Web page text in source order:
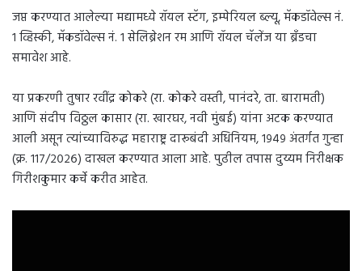
जप्त करण्यात आलेल्या मद्यामध्ये रॉयल स्टॅग, इम्पेरियल ब्ल्यू, मॅकडॉवेल्स नं.
१ व्हिस्की, मॅकडॉवेल्स नं. १ सेलिब्रेशन रम आणि रॉयल चॅलेंज या ब्रँडचा
समावेश आहे.
या प्रकरणी तुषार रवींद्र कोकरे (रा. कोकरे वस्ती, पानंदरे, ता. बारामती)
आणि संदीप विठ्ठल कासार (रा. खारघर, नवी मुंबई) यांना अटक करण्यात
आली असून त्यांच्याविरुद्ध महाराष्ट्र दारूबंदी अधिनियम, १९४९ अंतर्गत गुन्हा
(क्र. ११७/२०२६) दाखल करण्यात आला आहे. पुढील तपास दुय्यम निरीक्षक
गिरीशकुमार कर्चे करीत आहेत.